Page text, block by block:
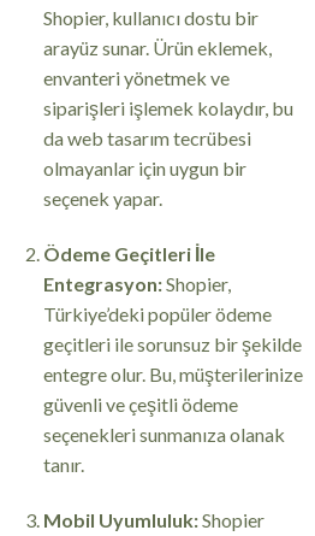
Shopier, kullanıcı dostu bir
arayüz sunar. Ürün eklemek,
envanteri yönetmek ve
siparişleri işlemek kolaydır, bu
da web tasarım tecrübesi
olmayanlar için uygun bir
seçenek yapar.
Ödeme Geçitleri İle
Entegrasyon:Shopier,
Türkiye’deki popüler ödeme
geçitleri ile sorunsuz bir şekilde
entegre olur. Bu, müşterilerinize
güvenli ve çeşitli ödeme
seçenekleri sunmanıza olanak
tanır.
Mobil Uyumluluk:Shopier